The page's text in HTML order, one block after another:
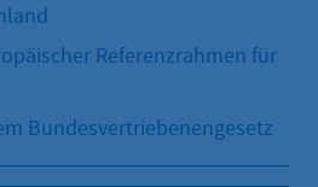
Referenzrahmen für
Bundesvertriebenengesetz